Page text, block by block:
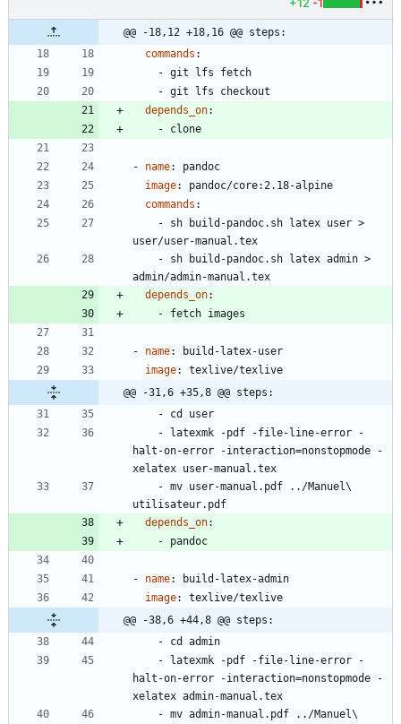
+12 -1
@@ -18,12 +18,16 @@ steps:
commands :
- git lfs fetch
- git lfs checkout
depends_on:
- clone
- name:
pandoc
image:
pandoc/core:2.18-alpine
commands :
- sh build-pandoc.sh latex user >
user/user-manual.tex
- sh build-pandoc.sh latex admin >
admin/admin-manual.tex
depends_on:
- fetch images
- name:
build-latex-user
image:
texlive/texlive
@@ -31,6 +35,8 @@ steps:
- cd user
-
latexmk -pdf -file-line-error -
halt-on-error -interaction=nonstopmode -
xelatex user-manual.tex
- mv user-manual.pdf ../Manuel\
utilisateur.pdf
depends_on:
- pandoc
- name:
build-latex-admin
image:
texlive/texlive
@@ -38,6 +44,8 @@ steps:
- cd admin
-
latexmk -pdf -file-line-error -
halt-on-error -interaction=nonstopmode -
xelatex admin-manual.tex
- mv admin-manual.pdf ../Manuel\